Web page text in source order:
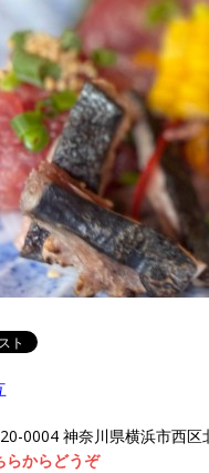
0004 神奈川県横浜市西
らからどうぞ